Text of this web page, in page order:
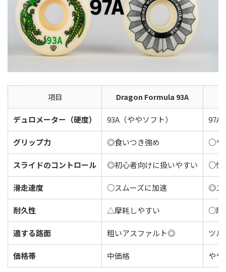
項目 Dragon Formula 93A
デュロメーター（硬度） 93A（ややソフト） 97A
グリップ力 ◎食いつき強め ○や
スライドのコントロール ◎初心者向けに扱いやすい ○慣
滑走速度 ○スムーズに加速 ◎ス
耐久性 △摩耗しやすい ○摩
適する路面 粗いアスファルト◎ ツ
価格帯 中価格 やや